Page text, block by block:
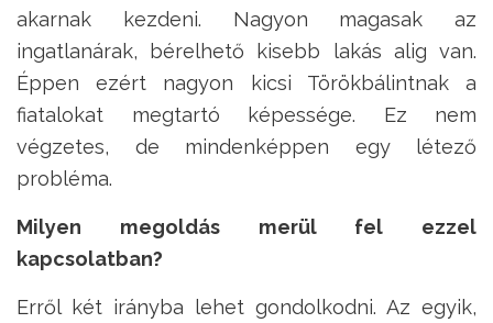
akarnak kezdeni. Nagyon magasak az
ingatlanárak, bérelhető kisebb lakás alig van.
Éppen ezért nagyon kicsi Törökbálintnak a
fiatalokat megtartó képessége. Ez nem
végzetes, de mindenképpen egy létező
probléma.
Milyen megoldás merül fel ezzel
kapcsolatban?
Erről két irányba lehet gondolkodni. Az egyik,